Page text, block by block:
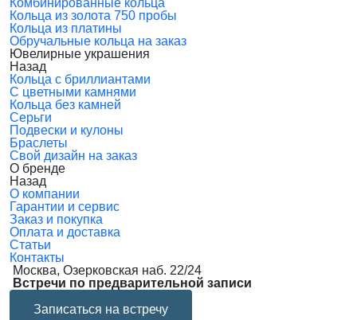
Комбинированные кольца
Кольца из золота 750 пробы
Кольца из платины
Обручальные кольца на заказ
Ювелирные украшения
Назад
Кольца с бриллиантами
С цветными камнями
Кольца без камней
Серьги
Подвески и кулоны
Браслеты
Свой дизайн на заказ
О бренде
Назад
О компании
Гарантии и сервис
Заказ и покупка
Оплата и доставка
Статьи
Контакты
Москва, Озерковская наб. 22/24
Встречи по предварительной записи
Записаться на встречу